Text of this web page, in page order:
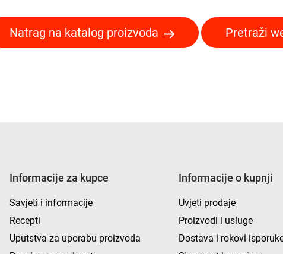
Natrag na katalog proizvoda Pretraži
Informacije za kupce
Savjeti i informacije
Recepti
Uputstva za uporabu proizvoda
Informacije o kupnji
Uvjeti prodaje
Proizvodi i usluge
Dostava i rokovi